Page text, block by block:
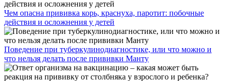
Чем опасна прививка корь, краснуха, паротит: побочные
действия и осложнения у детей
Поведение при туберкулинодиагностике, или что можно и
что нельзя делать после прививки Манту